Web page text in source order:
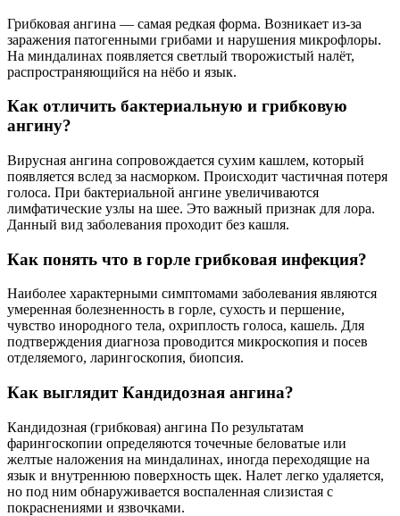
Грибковая ангина — самая редкая форма. Возникает из-за
заражения патогенными грибами и нарушения микрофлоры.
На миндалинах появляется светлый творожистый налёт,
распространяющийся на нёбо и язык.
Как отличить бактериальную и грибковую
ангину?
Вирусная ангина сопровождается сухим кашлем, который
появляется вслед за насморком. Происходит частичная потеря
голоса. При бактериальной ангине увеличиваются
лимфатические узлы на шее. Это важный признак для лора.
Данный вид заболевания проходит без кашля.
Как понять что в горле грибковая инфекция?
Наиболее характерными симптомами заболевания являются
умеренная болезненность в горле, сухость и першение,
чувство инородного тела, охриплость голоса, кашель. Для
подтверждения диагноза проводится микроскопия и посев
отделяемого, ларингоскопия, биопсия.
Как выглядит Кандидозная ангина?
Кандидозная (грибковая) ангина По результатам
фарингоскопии определяются точечные беловатые или
желтые наложения на миндалинах, иногда переходящие на
язык и внутреннюю поверхность щек. Налет легко удаляется,
но под ним обнаруживается воспаленная слизистая с
покраснениями и язвочками.